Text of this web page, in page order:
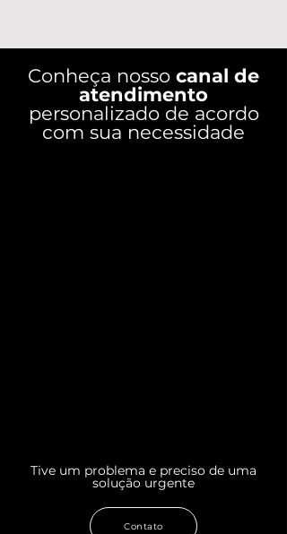
Conheça nosso canal de
atendimento
personalizado de acordo
com sua necessidade
Tive um problema e preciso de uma
solução urgente
Contato